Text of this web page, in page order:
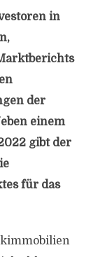
in
der
einem
gibt der
für das